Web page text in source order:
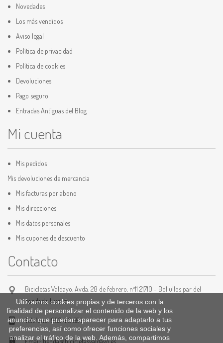
Utilizamos cookies propias y de terceros con la
finalidad de personalizar el contenido de la web y los
anuncios que puedan aparecer para adaptarlo a tus
preferencias, así como ofrecer funciones sociales y
analizar el tráfico de la web. Además, compartimos
Novedades
Los más vendidos
Aviso legal
Política de privacidad
Política de cookies
Devoluciones
Pago seguro
Entradas Antiguas del Blog
Mi cuenta
Mis pedidos
Mis devoluciones de mercancia
Mis facturas por abono
Mis direcciones
Mis datos personales
Mis cupones de descuento
Contacto
Bicicletas Valdayo, Avda. 28 de febrero, nº11 21710 - Bollullos par del
condado Huelva
Teléfono: 959 410 554
Email:tienda@bicicletasvaldayo.es